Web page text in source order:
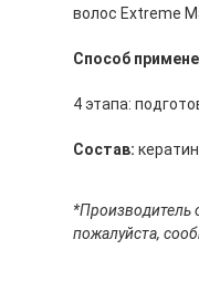
волос Extreme
Способ
4 этапа:
Состав:
*Производитель
пожалуйста,